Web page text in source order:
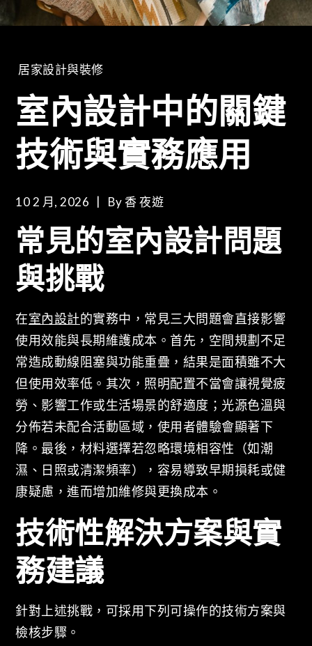
居家設計與裝修
室內設計中的關鍵
技術與實務應用
10 2 月, 2026 By香 夜遊
常見的室內設計問題
與挑戰
在室內設計的實務中，常見三大問題會直接影響
使用效能與長期維護成本。首先，空間規劃不足
常造成動線阻塞與功能重疊，結果是面積雖不大
但使用效率低。其次，照明配置不當會讓視覺疲
勞、影響工作或生活場景的舒適度；光源色溫與
分佈若未配合活動區域，使用者體驗會顯著下
降。最後，材料選擇若忽略環境相容性（如潮
濕、日照或清潔頻率），容易導致早期損耗或健
康疑慮，進而增加維修與更換成本。
技術性解決方案與實
務建議
針對上述挑戰，可採用下列可操作的技術方案與
檢核步驟。